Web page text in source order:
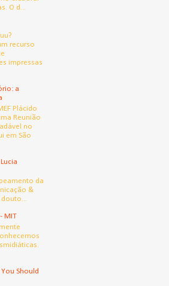
O d...
recurso
impressas
a
Plácido
Reunião
no
em São
da
&
MIT
Should